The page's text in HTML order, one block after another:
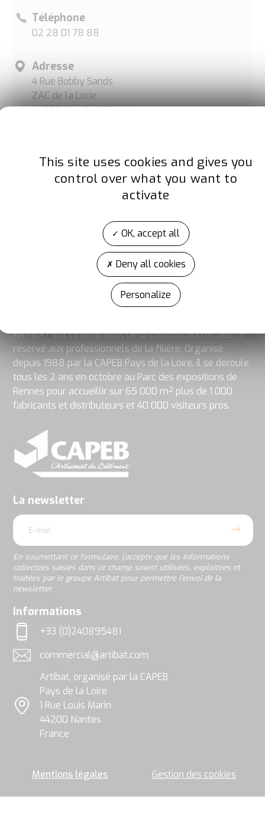
Téléphone
02 28 01 78 88
Adresse
4 Rue Bobby Sands
ZAC de la Lorie
44800 SAINT HERBLAIN
Site internet
www.some.fr
ARTIBAT est l’événement de la construction et des TP
réservé aux professionnels de la filière. Organisé
depuis 1988 par la CAPEB Pays de la Loire, il se déroule
tous les 2 ans en octobre au Parc des expositions de
Rennes pour accueillir sur 65 000 m² plus de 1 000
fabricants et distributeurs et 40 000 visiteurs pros.
La newsletter
email
En soumettant ce formulaire, j’accepte que les informations
collectées saisies dans ce champ soient utilisées, exploitées et
traitées par le groupe Artibat pour permettre l’envoi de la
newsletter.
rgpd
En
soumettant
j’accepte
les
informations
dans
ce
champ
soient
exploitées
et
traitées
par
le
Artibat
permettre
l’envoi
Informations
Téléphone
+33 (0)240895481
Adresse email
commercial@artibat.com
Localisation
Artibat, organisé par la CAPEB
Pays de la Loire
1 Rue Louis Marin
44200 Nantes
France
Mentions légales Gestion des cookies
This site uses cookies and gives you
control over what you want to
activate
OK, accept all
Deny all cookies
Personalize